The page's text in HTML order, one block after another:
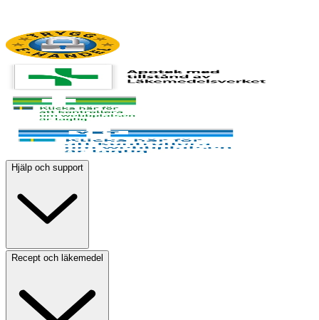
Hjälp och support
Recept och läkemedel